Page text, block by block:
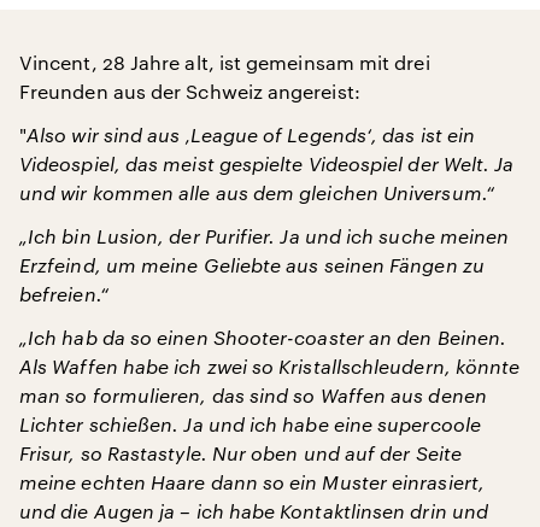
Vincent, 28 Jahre alt, ist gemeinsam mit drei
Freunden aus der Schweiz angereist:
"Also wir sind aus ‚League of Legends‘, das ist ein
Videospiel, das meist gespielte Videospiel der Welt. Ja
und wir kommen alle aus dem gleichen Universum.“
„Ich bin Lusion, der Purifier. Ja und ich suche meinen
Erzfeind, um meine Geliebte aus seinen Fängen zu
befreien.“
„Ich hab da so einen Shooter-coaster an den Beinen.
Als Waffen habe ich zwei so Kristallschleudern, könnte
man so formulieren, das sind so Waffen aus denen
Lichter schießen. Ja und ich habe eine supercoole
Frisur, so Rastastyle. Nur oben und auf der Seite
meine echten Haare dann so ein Muster einrasiert,
und die Augen ja – ich habe Kontaktlinsen drin und